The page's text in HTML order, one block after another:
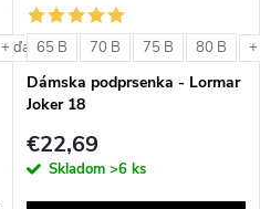
+ ďalšie65 B 70 B 75 B 80 B
Dámska podprsenka - Lormar
Joker 18
€22,69
Skladom >6 ks